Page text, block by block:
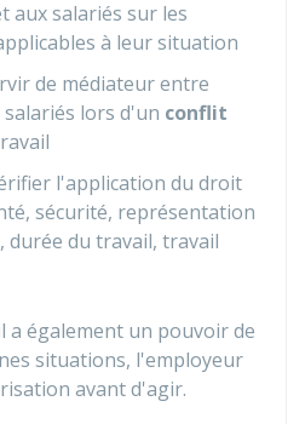
aux salariés sur les
à leur situation
de médiateur entre
lors d'un conflit
l'application du droit
sécurité, représentation
durée du travail, travail
a également un pouvoir de
situations, l'employeur
avant d'agir.